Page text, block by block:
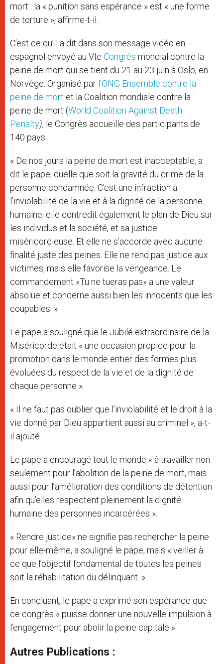
mort : la « punition sans espérance » est « une forme
de torture », affirme-t-il.
C’est ce qu’il a dit dans son message vidéo en
espagnol envoyé au VIe Congrès mondial contre la
peine de mort qui se tient du 21 au 23 juin à Oslo, en
Norvège. Organisé par l’ONG Ensemble contre la
peine de mort et la Coalition mondiale contre la
peine de mort (World Coalition Against Death
Penalty), le Congrès accueille des participants de
140 pays.
« De nos jours la peine de mort est inacceptable, a
dit le pape, quelle que soit la gravité du crime de la
personne condamnée. C’est une infraction à
l’inviolabilité de la vie et à la dignité de la personne
humaine; elle contredit également le plan de Dieu sur
les individus et la société, et sa justice
miséricordieuse. Et elle ne s’accorde avec aucune
finalité juste des peines. Elle ne rend pas justice aux
victimes, mais elle favorise la vengeance. Le
commandement «Tu ne tueras pas» a une valeur
absolue et concerne aussi bien les innocents que les
coupables. »
Le pape a souligné que le Jubilé extraordinaire de la
Miséricorde était « une occasion propice pour la
promotion dans le monde entier des formes plus
évoluées du respect de la vie et de la dignité de
chaque personne ».
« Il ne faut pas oublier que l’inviolabilité et le droit à la
vie donné par Dieu appartient aussi au criminel », a-t-
il ajouté.
Le pape a encouragé tout le monde « à travailler non
seulement pour l’abolition de la peine de mort, mais
aussi pour l’amélioration des conditions de détention
afin qu’elles respectent pleinement la dignité
humaine des personnes incarcérées ».
« Rendre justice» ne signifie pas rechercher la peine
pour elle-même, a souligné le pape, mais « veiller à
ce que l’objectif fondamental de toutes les peines
soit la réhabilitation du délinquant. »
En concluant, le pape a exprimé son espérance que
ce congrès « puisse donner une nouvelle impulsion à
l’engagement pour abolir la peine capitale ».
Autres Publications :